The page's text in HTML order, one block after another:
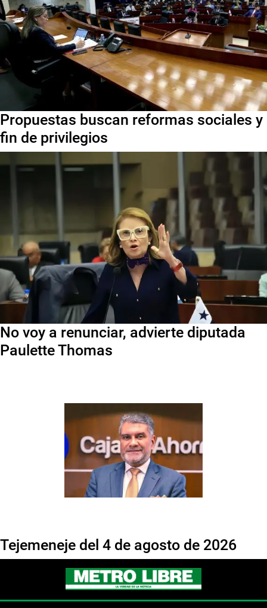
Propuestas buscan reformas sociales y
fin de privilegios
No voy a renunciar, advierte diputada
Paulette Thomas
Tejemeneje del 4 de agosto de 2026